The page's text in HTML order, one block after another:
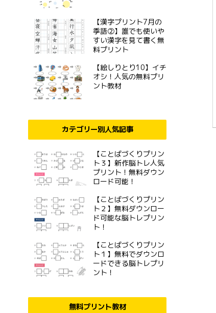
【漢字プリント7月の
季語②】誰でも使いや
すい漢字を見て書く無
料プリント
【絵しりとり10】イチ
オシ！人気の無料プリ
ント教材
カテゴリー別人気記事
【ことばづくりプリン
ト３】新作脳トレ人気
プリント！無料ダウン
ロード可能！
【ことばづくりプリン
ト２】無料ダウンロー
ド可能な脳トレプリン
ト！
【ことばづくりプリン
ト１】無料でダウンロ
ードできる脳トレプリ
ント！
無料プリント教材